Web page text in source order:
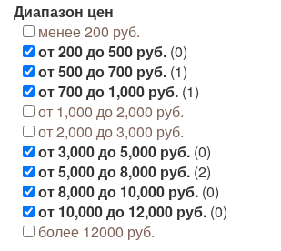
Диапазон цен
менее 200 руб.
от 200 до 500 руб. (0)
от 500 до 700 руб. (1)
от 700 до 1,000 руб. (1)
от 1,000 до 2,000 руб.
от 2,000 до 3,000 руб.
от 3,000 до 5,000 руб. (0)
от 5,000 до 8,000 руб. (2)
от 8,000 до 10,000 руб. (0)
от 10,000 до 12,000 руб. (0)
более 12000 руб.